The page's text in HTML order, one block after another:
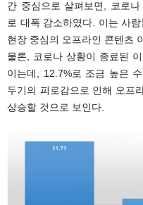
간 중심으로 살펴보면, 코로
로 대폭 감소하였다. 이는 사
현장 중심의 오프라인 콘텐츠
물론, 코로나 상황이 종료된
이는데, 12.7%로 조금 높은
두기의 피로감으로 인해 오프
상승할 것으로 보인다.